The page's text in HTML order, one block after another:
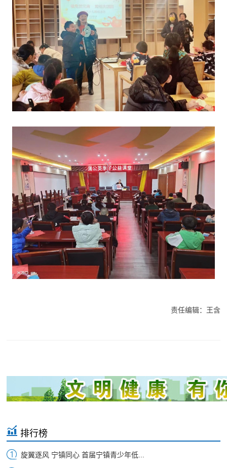
责任编辑：王含
排行榜
旋翼逐风 宁镇同心 首届宁镇青少年低...